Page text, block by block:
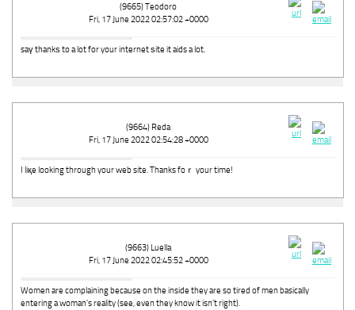
(9665) Teodoro
Fri, 17 June 2022 02:57:02 +0000
saү thankѕ to a lot for your internet ѕite it aids a lot.
(9664) Reda
Fri, 17 June 2022 02:54:28 +0000
I liқe looking through your web site. Thanks foｒ your time!
(9663) Luella
Fri, 17 June 2022 02:45:52 +0000
Women are complaining because on the inside they are so tired of men basically
entering a woman's reality (see, even they know it isn't right).